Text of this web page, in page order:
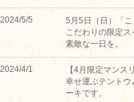
2024/5/5
5月5日（日）「こ
こだわりの限定
素敵な一日を。
2024/4/1
【4月限定マンス
幸せ運ぶテントウ
ーキです。